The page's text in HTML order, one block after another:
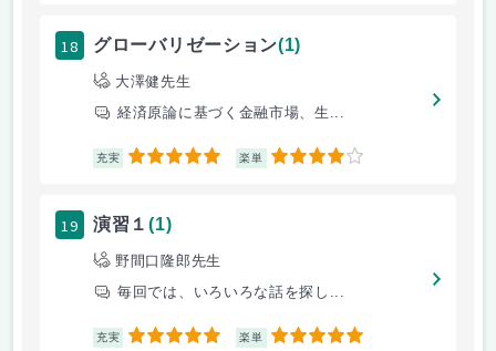
18 グローバリゼーション(1)
大澤健先生
経済原論に基づく金融市場、生...
充実 5 楽単 4
19 演習１(1)
野間口隆郎先生
毎回では、いろいろな話を探し...
充実 5 楽単 5